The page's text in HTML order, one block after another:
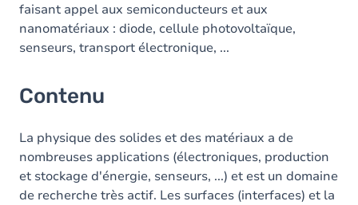
faisant appel aux semiconducteurs et aux
nanomatériaux : diode, cellule photovoltaïque,
senseurs, transport électronique, ...
Contenu
La physique des solides et des matériaux a de
nombreuses applications (électroniques, production
et stockage d'énergie, senseurs, ...) et est un domaine
de recherche très actif. Les surfaces (interfaces) et la